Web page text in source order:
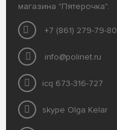
магазина "Пятерочка".
+7 (861) 279-79-80
info@polinet.ru
icq 673-316-727
skype Olga Kelar